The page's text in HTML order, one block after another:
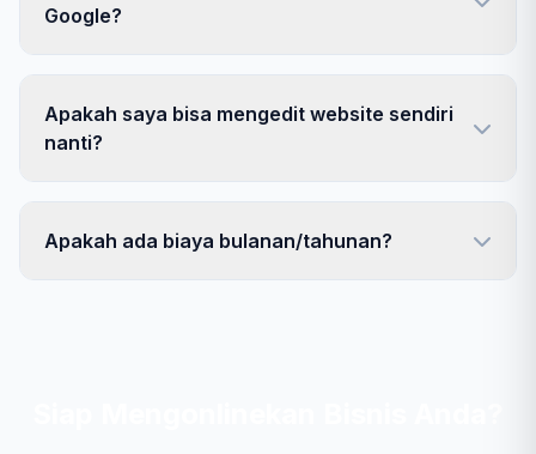
Google?
Apakah saya bisa mengedit website sendiri
nanti?
Apakah ada biaya bulanan/tahunan?